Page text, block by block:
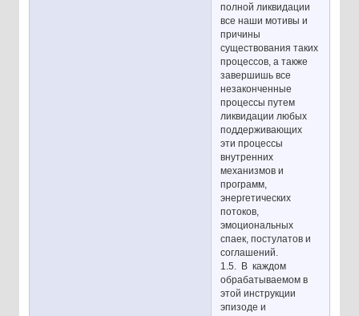
полной ликвидации
все наши мотивы и
причины
существования таких
процессов, а также
завершишь все
незаконченные
процессы путем
ликвидации любых
поддерживающих
эти процессы
внутренних
механизмов и
программ,
энергетических
потоков,
эмоциональных
спаек, постулатов и
соглашений.
1.5. В каждом
обрабатываемом в
этой инструкции
эпизоде и